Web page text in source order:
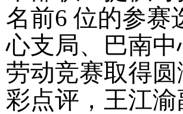
名前6 位的参赛
心支局、巴南
劳动竞赛取得
彩点评，王江